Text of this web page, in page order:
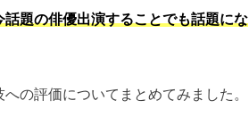
題の俳優出演することでも話題にな
の評価についてまとめてみました。